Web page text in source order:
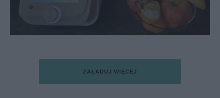
ZAŁADUJ WIĘCEJ